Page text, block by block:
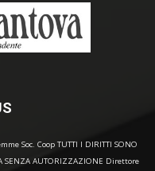
Soc. Coop TUTTI I DIRITTI SONO
SENZA AUTORIZZAZIONE Direttore